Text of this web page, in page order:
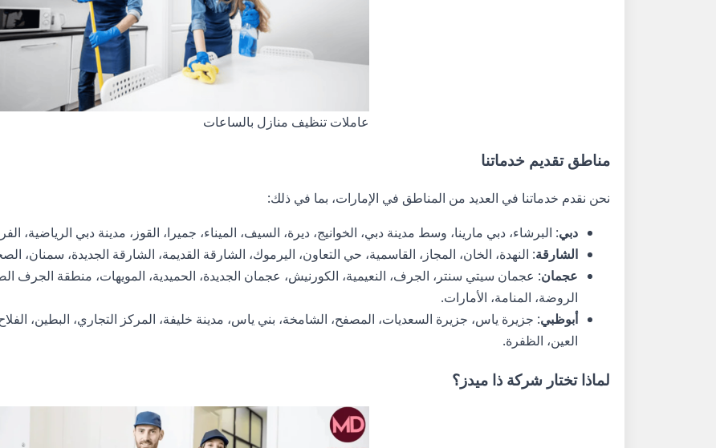
عاملات تنظيف منازل بالساعات
مناطق تقديم خدماتنا
نحن نقدم خدماتنا في العديد من المناطق في الإمارات، بما في ذلك:
دبي: البرشاء، دبي مارينا، وسط مدينة دبي، الخوانيج، ديرة، السيف، الميناء، جميرا، القوز، مدينة دبي الرياضية،
الشارقة: النهدة، الخان، المجاز، القاسمية، حي التعاون، اليرموك، الشارقة القديمة، الشارقة الجديدة، سمنان،
عجمان: عجمان سيتي سنتر، الجرف، النعيمية، الكورنيش، عجمان الجديدة، الحميدية، المويهات، منطقة الجرف
الروضة، المنامة، الأمارات.
أبوظبي: جزيرة ياس، جزيرة السعديات، المصفح، الشامخة، بني ياس، مدينة خليفة، المركز التجاري، البطين، الفلاح،
العين، الظفرة.
لماذا تختار شركة ذا ميدز؟